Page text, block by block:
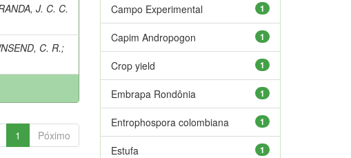
J. C. C.
C. R.;
1 Póximo
1
Campo Experimental
1
Capim Andropogon
1
Crop yield
1
Embrapa Rondônia
1
Entrophospora colombiana
1
Estufa